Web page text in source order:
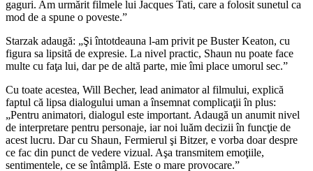
gaguri. Am urmărit filmele lui Jacques Tati, care a folosit sunetul ca
mod de a spune o poveste.”
Starzak adaugă: „Şi întotdeauna l-am privit pe Buster Keaton, cu
figura sa lipsită de expresie. La nivel practic, Shaun nu poate face
multe cu faţa lui, dar pe de altă parte, mie îmi place umorul sec.”
Cu toate acestea, Will Becher, lead animator al filmului, explică
faptul că lipsa dialogului uman a însemnat complicaţii în plus:
„Pentru animatori, dialogul este important. Adaugă un anumit nivel
de interpretare pentru personaje, iar noi luăm decizii în funcţie de
acest lucru. Dar cu Shaun, Fermierul şi Bitzer, e vorba doar despre
ce fac din punct de vedere vizual. Aşa transmitem emoţiile,
sentimentele, ce se întâmplă. Este o mare provocare.”